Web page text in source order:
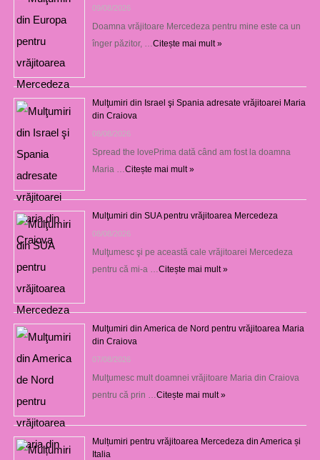
09/08/2026
Doamna vrăjitoare Mercedeza pentru mine este ca un
înger păzitor, … Citește mai mult »
Mulţumiri din Israel şi Spania adresate vrăjitoarei Maria
din Craiova
08/08/2026
Spread the lovePrima dată când am fost la doamna
Maria … Citește mai mult »
Mulţumiri din SUA pentru vrăjitoarea Mercedeza
08/08/2026
Mulţumesc şi pe această cale vrăjitoarei Mercedeza
pentru că mi-a … Citește mai mult »
Mulţumiri din America de Nord pentru vrăjitoarea Maria
din Craiova
07/08/2026
Mulţumesc mult doamnei vrăjitoare Maria din Craiova
pentru că prin … Citește mai mult »
Mulțumiri pentru vrăjitoarea Mercedeza din America și
Italia